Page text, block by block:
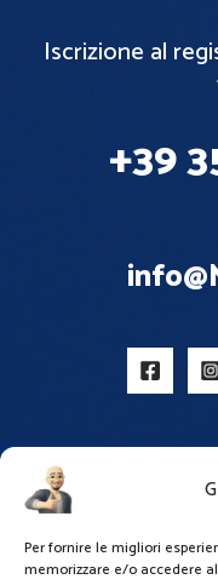
Per fornire le migliori
memorizzare e/o accedere
Iscrizione al
+39
Copyright © 2025-
powered by Mauro